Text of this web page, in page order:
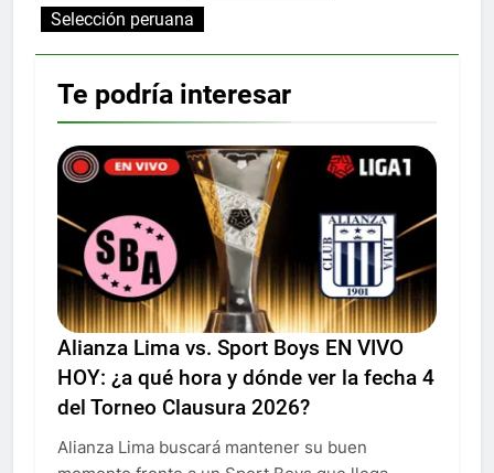
Selección peruana
Te podría interesar
Alianza Lima vs. Sport Boys EN VIVO
HOY: ¿a qué hora y dónde ver la fecha 4
del Torneo Clausura 2026?
Alianza Lima buscará mantener su buen